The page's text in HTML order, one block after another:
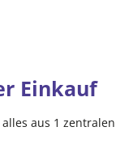
Einkauf
aus 1 zentralen